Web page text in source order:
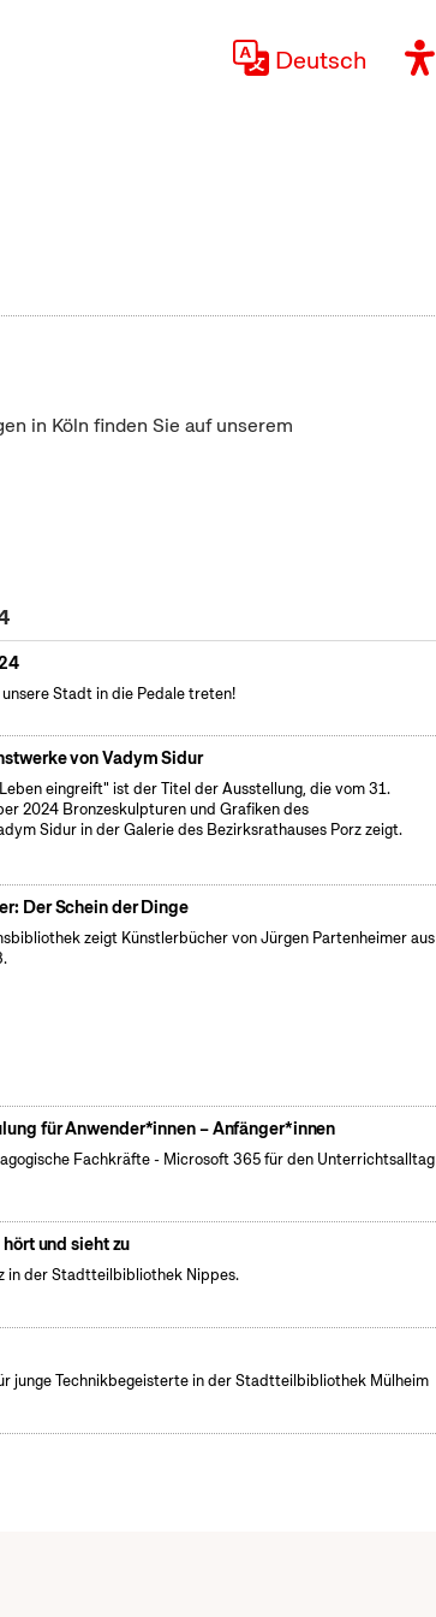
Deutsch
in Köln finden Sie auf unserem
Stadt in die Pedale treten!
von Vadym Sidur
eingreift" ist der Titel der Ausstellung, die vom 31.
2024 Bronzeskulpturen und Grafiken des
Sidur in der Galerie des Bezirksrathauses Porz zeigt.
Der Schein der Dinge
zeigt Künstlerbücher von Jürgen Partenheimer aus
für Anwender*innen – Anfänger*innen
Fachkräfte - Microsoft 365 für den Unterrichtsalltag
und sieht zu
in der Stadtteilbibliothek Nippes.
junge Technikbegeisterte in der Stadtteilbibliothek Mülheim